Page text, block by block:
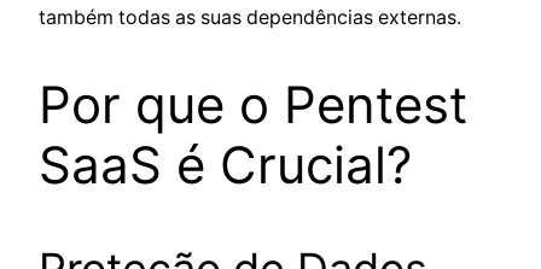
também todas as suas dependências externas.
Por que o Pentest
SaaS é Crucial?